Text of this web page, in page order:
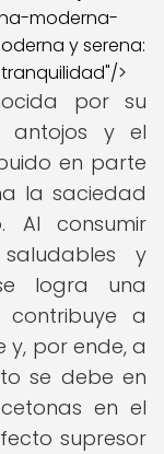
moderna-
y serena:
>
por su
antojos y el
en parte
la saciedad
Al consumir
y
logra una
a
y, por ende, a
se debe en
en el
supresor